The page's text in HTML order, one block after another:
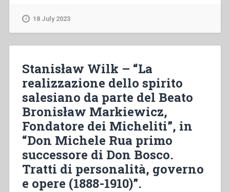
storia
della
provincia
Austro-
Ungarica
della
Società
di
S.
Francesco
di
18 July 2023
Stanisław Wilk – “La
realizzazione dello spirito
salesiano da parte del Beato
Bronisław Markiewicz,
Fondatore dei Micheliti”, in
“Don Michele Rua primo
successore di Don Bosco.
Tratti di personalità, governo
e opere (1888-1910)”.